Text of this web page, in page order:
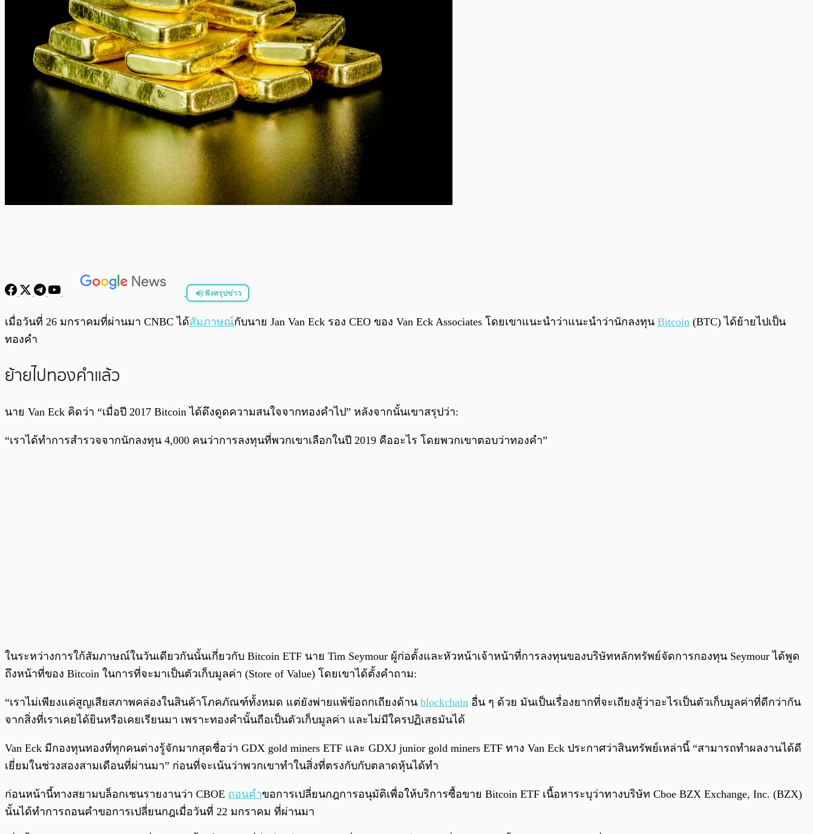
ฟังสรุปข่าว
พร้อมเล่น 0:00/ 0:00
เมื่อวันที่ 26 มกราคมที่ผ่านมา CNBC ได้สัมภาษณ์กับนาย Jan Van Eck รอง CEO ของ Van Eck Associates โดยเขาแนะนำว่าแนะนำว่านักลงทุน Bitcoin (BTC) ได้ย้ายไปเป็น
ทองคำ
ย้ายไปทองคำแล้ว
นาย Van Eck คิดว่า “เมื่อปี 2017 Bitcoin ได้ดึงดูดความสนใจจากทองคำไป” หลังจากนั้นเขาสรุปว่า:
“เราได้ทำการสำรวจจากนักลงทุน 4,000 คนว่าการลงทุนที่พวกเขาเลือกในปี 2019 คืออะไร โดยพวกเขาตอบว่าทองคำ”
ในระหว่างการใก้สัมภาษณ์ในวันเดียวกันนั้นเกี่ยวกับ Bitcoin ETF นาย Tim Seymour ผู้ก่อตั้งและหัวหน้าเจ้าหน้าที่การลงทุนของบริษัทหลักทรัพย์จัดการกองทุน Seymour ได้พูด
ถึงหน้าที่ของ Bitcoin ในการที่จะมาเป็นตัวเก็บมูลค่า (Store of Value) โดยเขาได้ตั้งคำถาม:
“เราไม่เพียงแค่สูญเสียสภาพคล่องในสินค้าโภคภัณฑ์ทั้งหมด แต่ยังพ่ายแพ้ข้อถกเถียงด้าน blockchain อื่น ๆ ด้วย มันเป็นเรื่องยากที่จะเถียงสู้ว่าอะไรเป็นตัวเก็บมูลค่าที่ดีกว่ากัน
จากสิ่งที่เราเคยได้ยินหรือเคยเรียนมา เพราะทองคำนั้นถือเป็นตัวเก็บมูลค่า และไม่มีใครปฏิเสธมันได้
Van Eck มีกองทุนทองที่ทุกคนต่างรู้จักมากสุดชื่อว่า GDX gold miners ETF และ GDXJ junior gold miners ETF ทาง Van Eck ประกาศว่าสินทรัพย์เหล่านี้ “สามารถทำผลงานได้ดี
เยี่ยมในช่วงสองสามเดือนที่ผ่านมา” ก่อนที่จะเน้นว่าพวกเขาทำในสิ่งที่ตรงกับกับตลาดหุ้นได้ทำ
ก่อนหน้านี้ทางสยามบล็อกเชนรายงานว่า CBOE ถอนคำขอการเปลี่ยนกฎการอนุมัติเพื่อให้บริการซื้อขาย Bitcoin ETF เนื้อหาระบุว่าทางบริษัท Cboe BZX Exchange, Inc. (BZX)
นั้นได้ทำการถอนคำขอการเปลี่ยนกฎเมื่อวันที่ 22 มกราคม ที่ผ่านมา